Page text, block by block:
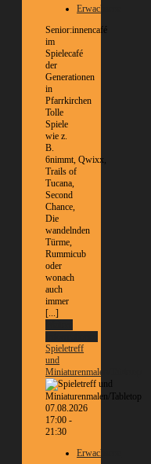
Erwachsene
Senior:innencafé
im
Spielecafé
der
Generationen
in
Pfarrkirchen
Tolle
Spiele
wie z.
B.
6nimmt, Qwixx,
Trails of
Tucana,
Second
Chance,
Die
wandelnden
Türme,
Rummicub
oder
wonach
auch
immer
[...]
Spieletreff
und
Miniaturenmalen/Tabletop
07.08.2026
17:00 -
21:30
Erwachsene